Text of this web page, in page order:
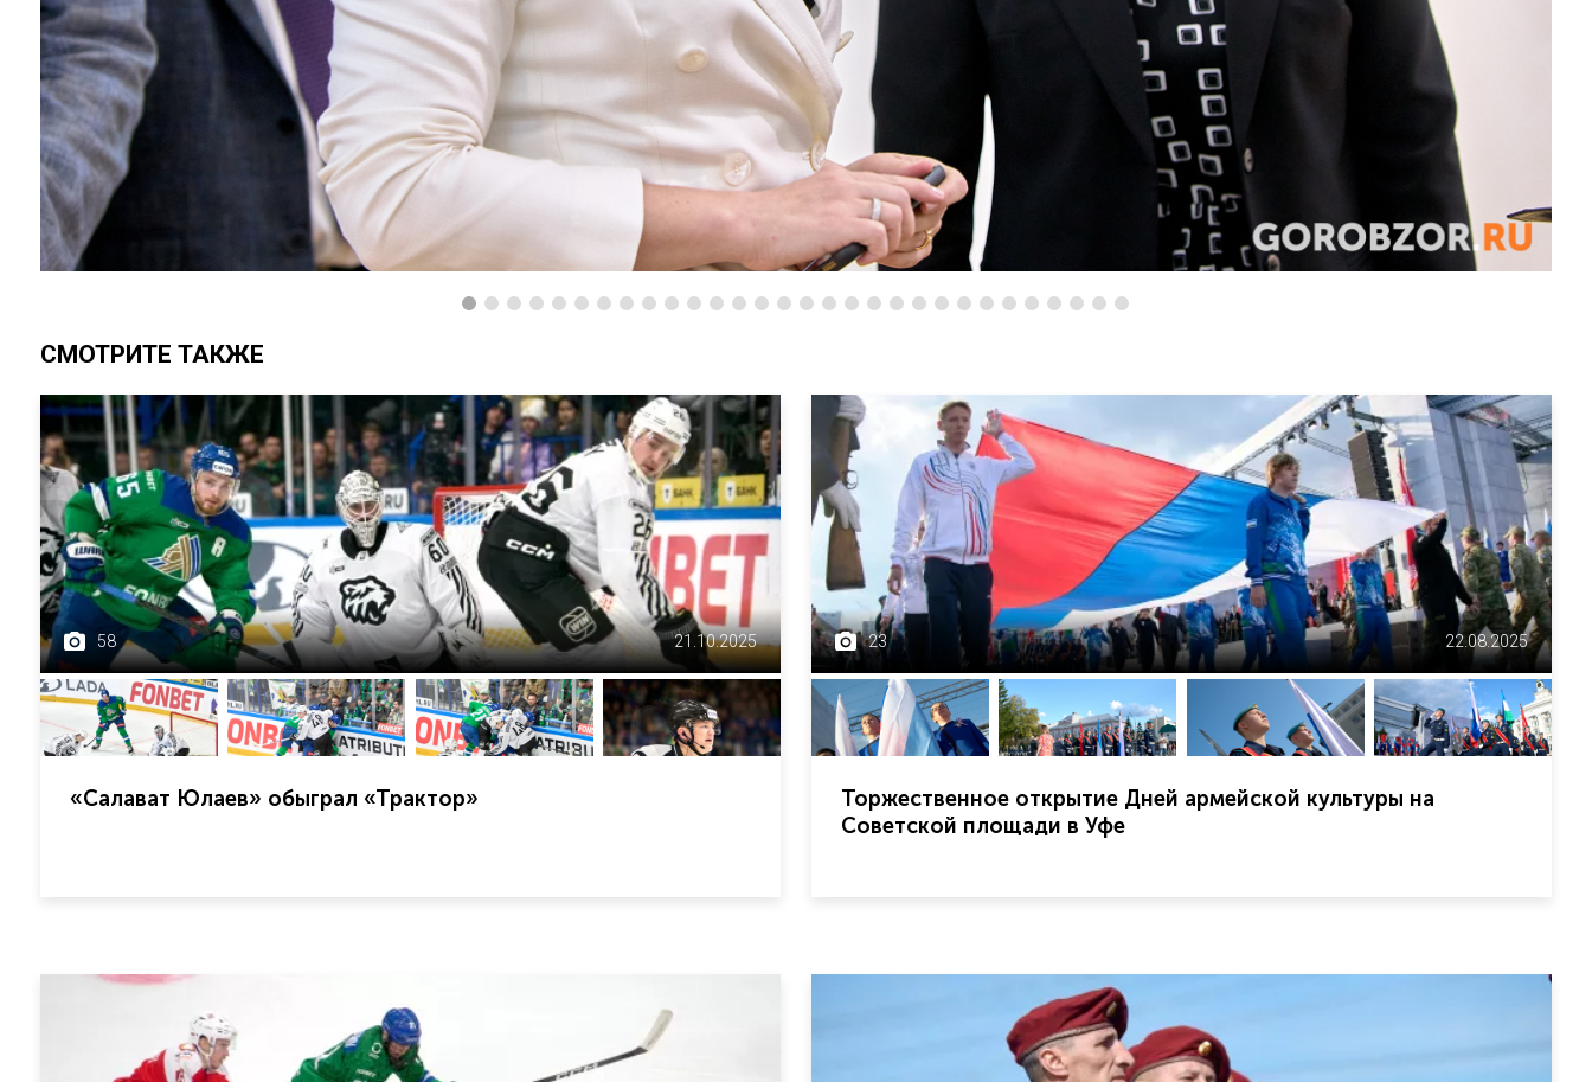
СМОТРИТЕ ТАКЖЕ
58 21.10.2025
«Салават Юлаев» обыграл «Трактор»
23 22.08.2025
Торжественное открытие Дней армейской культуры на
Советской площади в Уфе